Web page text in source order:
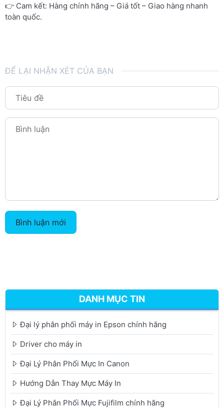
👉 Cam kết: Hàng chính hãng – Giá tốt – Giao hàng nhanh
toàn quốc.
ĐỂ LẠI NHẬN XÉT CỦA BẠN
Bình luận mới
DANH MỤC TIN
Đại lý phân phối máy in Epson chính hãng
Driver cho máy in
Đại Lý Phân Phối Mực In Canon
Hướng Dẫn Thay Mực Máy In
Đại Lý Phân Phối Mực Fujifilm chính hãng